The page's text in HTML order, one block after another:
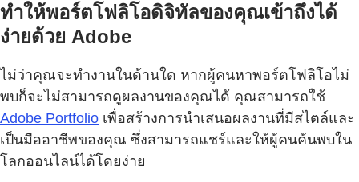
ทำให้พอร์ตโฟลิโอดิจิทัลของคุณเข้าถึงได้
ง่ายด้วย Adobe
ไม่ว่าคุณจะทำงานในด้านใด หากผู้คนหาพอร์ตโฟลิโอไม่
พบก็จะไม่สามารถดูผลงานของคุณได้ คุณสามารถใช้
Adobe Portfolio เพื่อสร้างการนำเสนอผลงานที่มีสไตล์และ
เป็นมืออาชีพของคุณ ซึ่งสามารถแชร์และให้ผู้คนค้นพบใน
โลกออนไลน์ได้โดยง่าย